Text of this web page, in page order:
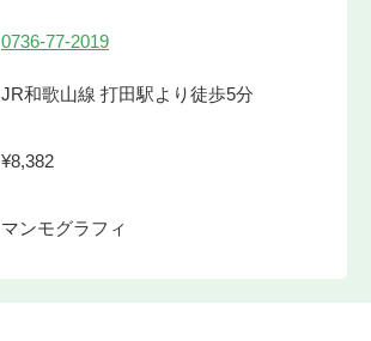
0736-77-2019
JR和歌山線 打田駅より徒歩5分
¥8,382
マンモグラフィ